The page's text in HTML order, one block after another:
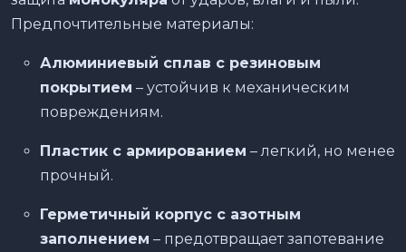
Предпочтительные материалы:
Алюминиевый сплав с резиновым
покрытием – устойчив к механическим
повреждениям.
Пластик с армированием – легкий, но менее
прочный.
Герметичный корпус с азотным
заполнением – предотвращает запотевание